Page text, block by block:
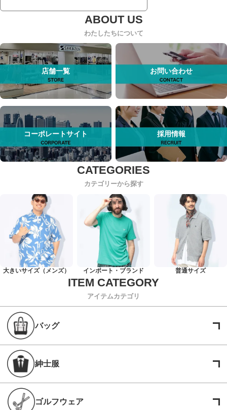
わたしたちについて
店舗一覧 お問い合わせ
コーポレートサイト 採用情報
カテゴリーから探す
大きいサイズ（メンズ） インポート・ブランド 普通サイズ
アイテムカテゴリ
バッグ
紳士服
ゴルフウェア